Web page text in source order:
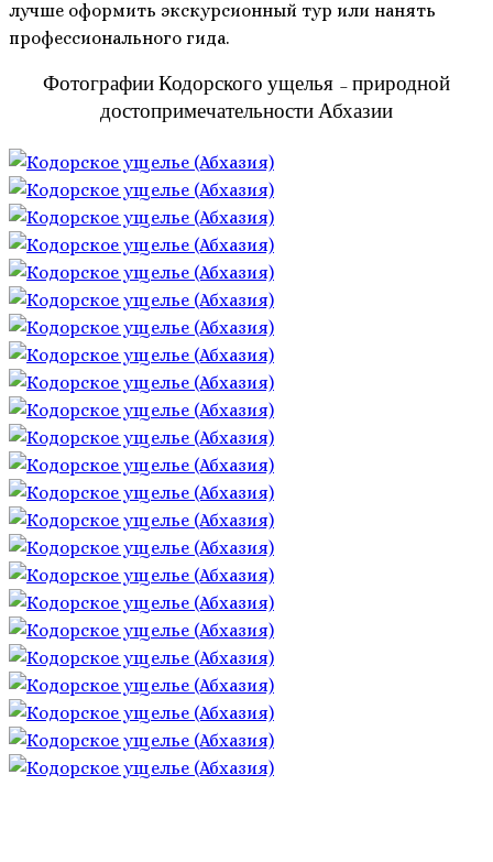
лучше оформить экскурсионный тур или нанять
профессионального гида.
Фотографии Кодорского ущелья – природной
достопримечательности Абхазии